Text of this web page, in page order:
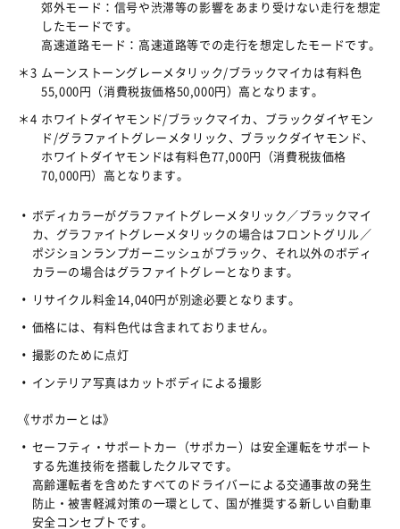
郊外モード：信号や渋滞等の影響をあまり受けない走行を想定
したモードです。
高速道路モード：高速道路等での走行を想定したモードです。
＊3
ムーンストーングレーメタリック/ブラックマイカは有料色
55,000円（消費税抜価格50,000円）高となります。
＊4 ホワイトダイヤモンド/ブラックマイカ、ブラックダイヤモン
ド/グラファイトグレーメタリック、ブラックダイヤモンド、
ホワイトダイヤモンドは有料色77,000円（消費税抜価格
70,000円）高となります。
ボディカラーがグラファイトグレーメタリック／ブラックマイ
カ、グラファイトグレーメタリックの場合はフロントグリル／
ポジションランプガーニッシュがブラック、それ以外のボディ
カラーの場合はグラファイトグレーとなります。
リサイクル料金14,040円が別途必要となります。
価格には、有料色代は含まれておりません。
撮影のために点灯
インテリア写真はカットボディによる撮影
《サポカーとは》
セーフティ・サポートカー（サポカー）は安全運転をサポート
する先進技術を搭載したクルマです。
高齢運転者を含めたすべてのドライバーによる交通事故の発生
防止・被害軽減対策の一環として、国が推奨する新しい自動車
安全コンセプトです。